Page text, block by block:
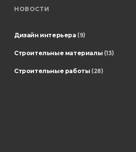
НОВОСТИ
Дизайн интерьера (9)
Строительные материалы (13)
Строительные работы (28)